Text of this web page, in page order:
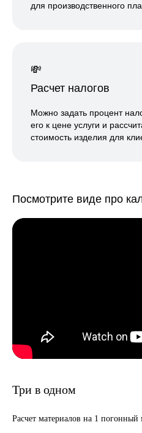
для производственного
️️💸
Расчет налогов
Можно задать процент
его к цене услуги и
стоимость изделия для
Посмотрите виде про
Три в одном
Расчет материалов на 1 погонный